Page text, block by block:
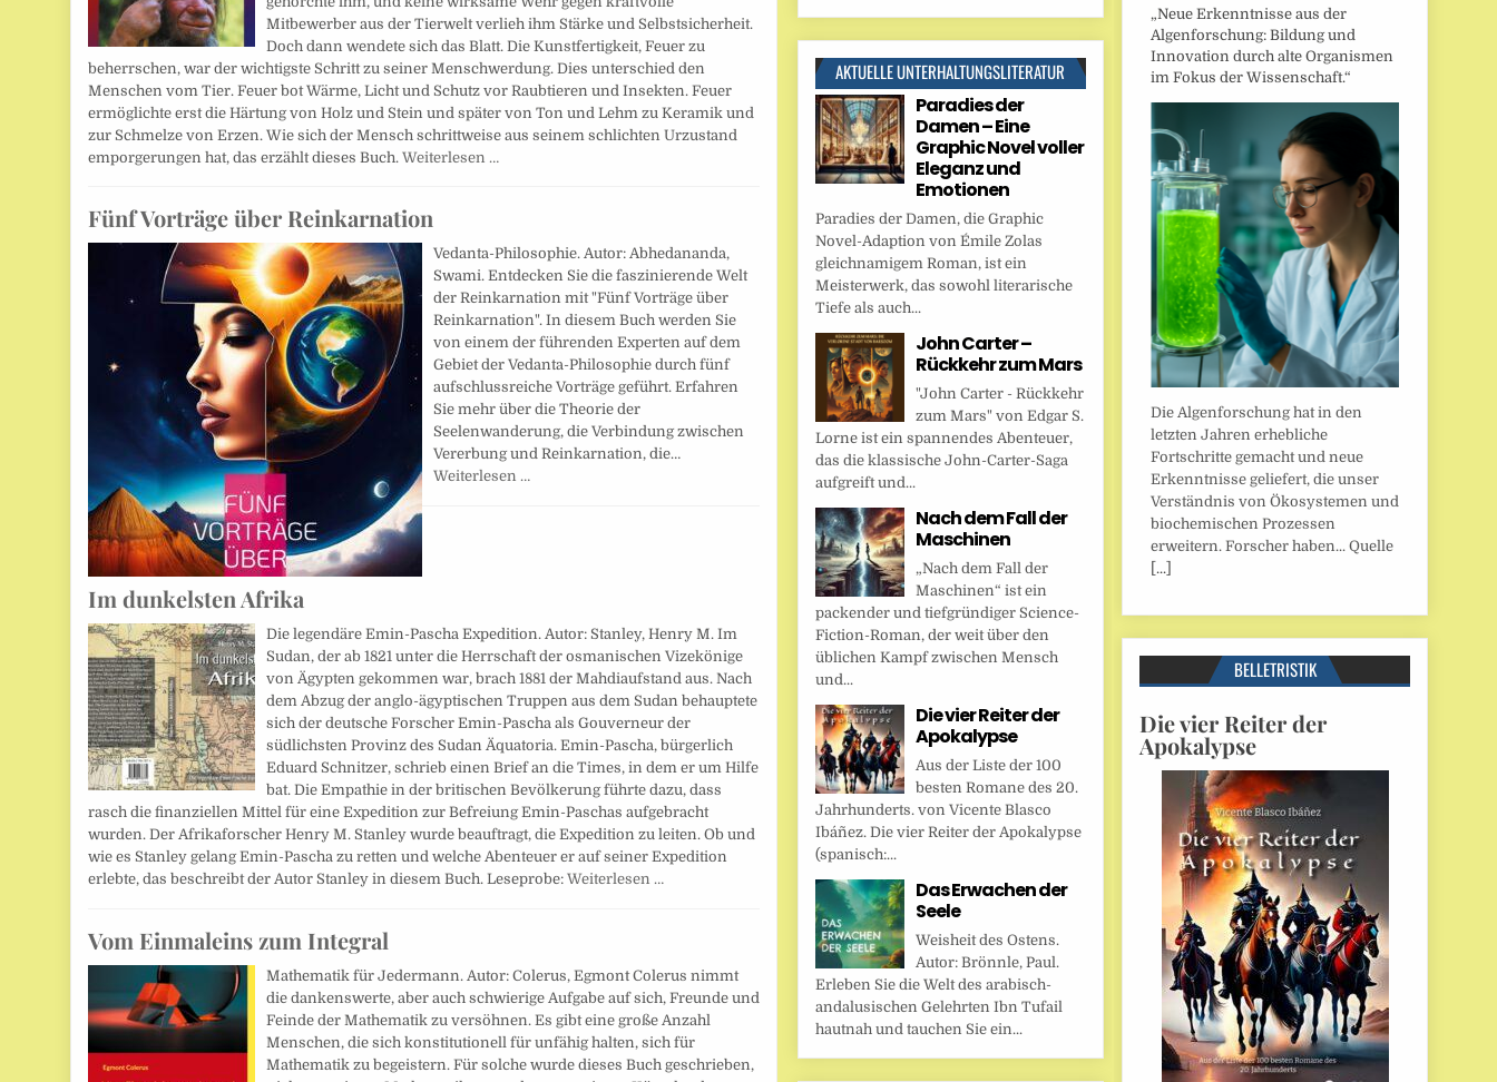
Mitbewerber aus der Tierwelt verlieh ihm Stärke und Selbstsicherheit.
Doch dann wendete sich das Blatt. Die Kunstfertigkeit, Feuer zu
beherrschen, war der wichtigste Schritt zu seiner Menschwerdung. Dies unterschied den
Menschen vom Tier. Feuer bot Wärme, Licht und Schutz vor Raubtieren und Insekten. Feuer
ermöglichte erst die Härtung von Holz und Stein und später von Ton und Lehm zu Keramik und
zur Schmelze von Erzen. Wie sich der Mensch schrittweise aus seinem schlichten Urzustand
emporgerungen hat, das erzählt dieses Buch.Weiterlesen …
Fünf Vorträge über Reinkarnation
Vedanta-Philosophie. Autor: Abhedananda,
Swami. Entdecken Sie die faszinierende Welt
der Reinkarnation mit "Fünf Vorträge über
Reinkarnation". In diesem Buch werden Sie
von einem der führenden Experten auf dem
Gebiet der Vedanta-Philosophie durch fünf
aufschlussreiche Vorträge geführt. Erfahren
Sie mehr über die Theorie der
Seelenwanderung, die Verbindung zwischen
Vererbung und Reinkarnation, die…
Weiterlesen …
Im dunkelsten Afrika
Die legendäre Emin-Pascha Expedition. Autor: Stanley, Henry M. Im
Sudan, der ab 1821 unter die Herrschaft der osmanischen Vizekönige
von Ägypten gekommen war, brach 1881 der Mahdiaufstand aus. Nach
dem Abzug der anglo-ägyptischen Truppen aus dem Sudan behauptete
sich der deutsche Forscher Emin-Pascha als Gouverneur der
südlichsten Provinz des Sudan Äquatoria. Emin-Pascha, bürgerlich
Eduard Schnitzer, schrieb einen Brief an die Times, in dem er um Hilfe
bat. Die Empathie in der britischen Bevölkerung führte dazu, dass
rasch die finanziellen Mittel für eine Expedition zur Befreiung Emin-Paschas aufgebracht
wurden. Der Afrikaforscher Henry M. Stanley wurde beauftragt, die Expedition zu leiten. Ob und
wie es Stanley gelang Emin-Pascha zu retten und welche Abenteuer er auf seiner Expedition
erlebte, das beschreibt der Autor Stanley in diesem Buch. Leseprobe:Weiterlesen …
Vom Einmaleins zum Integral
Mathematik für Jedermann. Autor: Colerus, Egmont Colerus nimmt
die dankenswerte, aber auch schwierige Aufgabe auf sich, Freunde und
Feinde der Mathematik zu versöhnen. Es gibt eine große Anzahl
Menschen, die sich konstitutionell für unfähig halten, sich für
Mathematik zu begeistern. Für solche wurde dieses Buch geschrieben,
AKTUELLE UNTERHALTUNGSLITERATUR
Paradies der
Damen – Eine
Graphic Novel voller
Eleganz und
Emotionen
Paradies der Damen, die Graphic
Novel-Adaption von Émile Zolas
gleichnamigem Roman, ist ein
Meisterwerk, das sowohl literarische
Tiefe als auch...
John Carter –
Rückkehr zum Mars
"John Carter - Rückkehr
zum Mars" von Edgar S.
Lorne ist ein spannendes Abenteuer,
das die klassische John-Carter-Saga
aufgreift und...
Nach dem Fall der
Maschinen
„Nach dem Fall der
Maschinen“ ist ein
packender und tiefgründiger Science-
Fiction-Roman, der weit über den
üblichen Kampf zwischen Mensch
und...
Die vier Reiter der
Apokalypse
Aus der Liste der 100
besten Romane des 20.
Jahrhunderts. von Vicente Blasco
Ibáñez. Die vier Reiter der Apokalypse
(spanisch:...
Das Erwachen der
Seele
Weisheit des Ostens.
Autor: Brönnle, Paul.
Erleben Sie die Welt des arabisch-
andalusischen Gelehrten Ibn Tufail
hautnah und tauchen Sie ein...
„Neue Erkenntnisse aus der
Algenforschung: Bildung und
Innovation durch alte Organismen
im Fokus der Wissenschaft.“
Die Algenforschung hat in den
letzten Jahren erhebliche
Fortschritte gemacht und neue
Erkenntnisse geliefert, die unser
Verständnis von Ökosystemen und
biochemischen Prozessen
erweitern. Forscher haben... Quelle
[...]
BELLETRISTIK
Die vier Reiter der
Apokalypse